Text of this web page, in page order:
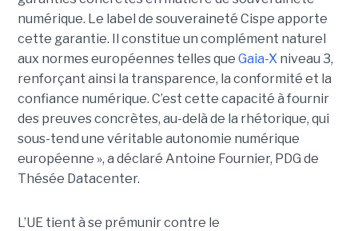
numérique. Le label de souveraineté Cispe apporte
cette garantie. Il constitue un complément naturel
aux normes européennes telles que Gaia-Xniveau 3,
renforçant ainsi la transparence, la conformité et la
confiance numérique. C’est cette capacité à fournir
des preuves concrètes, au-delà de la rhétorique, qui
sous-tend une véritable autonomie numérique
européenne », a déclaré Antoine Fournier, PDG de
Thésée Datacenter.
L’UE tient à se prémunir contre le